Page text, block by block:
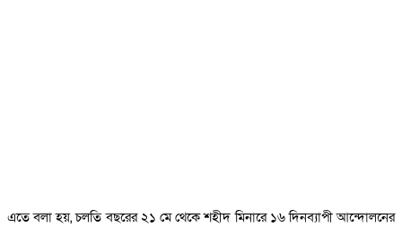
এতে বলা হয়, চলতি বছরের ২১ মে থেকে শহীদ মিনারে ১৬ দিনব্যাপী আন্দোলনের